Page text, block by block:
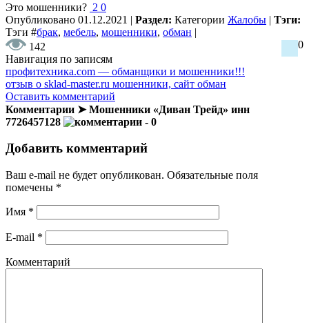
Это мошенники? 2 0
Опубликовано 01.12.2021 | Раздел: Категории Жалобы | Тэги:
Тэги #брак, мебель, мошенники, обман |
142
0
Навигация по записям
профитехника.com — обманщики и мошенники!!!
отзыв о sklad-master.ru мошенники, сайт обман
Оставить комментарий
Комментарии ➤ Мошенники «Диван Трейд» инн
7726457128
- 0
Добавить комментарий
Ваш e-mail не будет опубликован. Обязательные поля
помечены *
Имя *
E-mail *
Комментарий